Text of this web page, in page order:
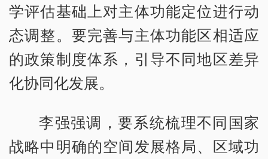
学评估基础上对主体功能定位进行动
态调整。要完善与主体功能区相适应
的政策制度体系，引导不同地区差异
化协同化发展。
李强强调，要系统梳理不同国家
战略中明确的空间发展格局、区域功